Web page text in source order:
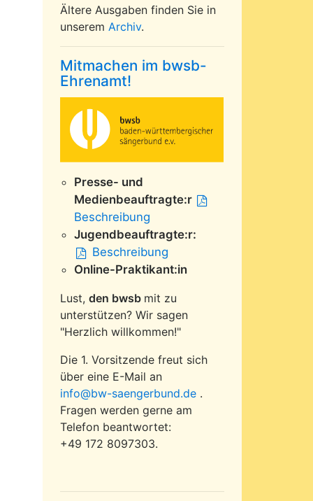
Ältere Ausgaben finden Sie in
unserem Archiv.
Mitmachen im bwsb-
Ehrenamt!
Presse- und
Medienbeauftragte:r
Beschreibung
Jugendbeauftragte:r:
Beschreibung
Online-Praktikant:in
Lust, den bwsb mit zu
unterstützen? Wir sagen
"Herzlich willkommen!"
Die 1. Vorsitzende freut sich
über eine E-Mail an
info@bw-saengerbund.de .
Fragen werden gerne am
Telefon beantwortet:
+49 172 8097303.